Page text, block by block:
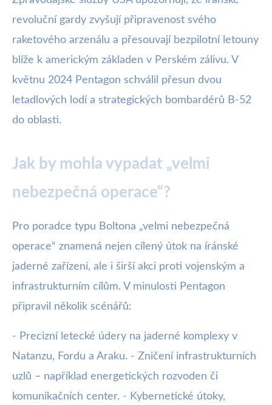
revoluční gardy zvyšují připravenost svého
raketového arzenálu a přesouvají bezpilotní letouny
blíže k americkým základen v Perském zálivu. V
květnu 2024 Pentagon schválil přesun dvou
letadlových lodí a strategických bombardérů B-52
do oblasti.
Jak by mohla vypadat „velmi
nebezpečná operace“?
Pro poradce typu Boltona „velmi nebezpečná
operace“ znamená nejen cílený útok na íránské
jaderné zařízení, ale i širší akci proti vojenským a
infrastrukturním cílům. V minulosti Pentagon
připravil několik scénářů:
- Precizní letecké údery na jaderné komplexy v
Natanzu, Fordu a Araku. - Zničení infrastrukturních
uzlů – například energetických rozvoden či
komunikačních center. - Kybernetické útoky,